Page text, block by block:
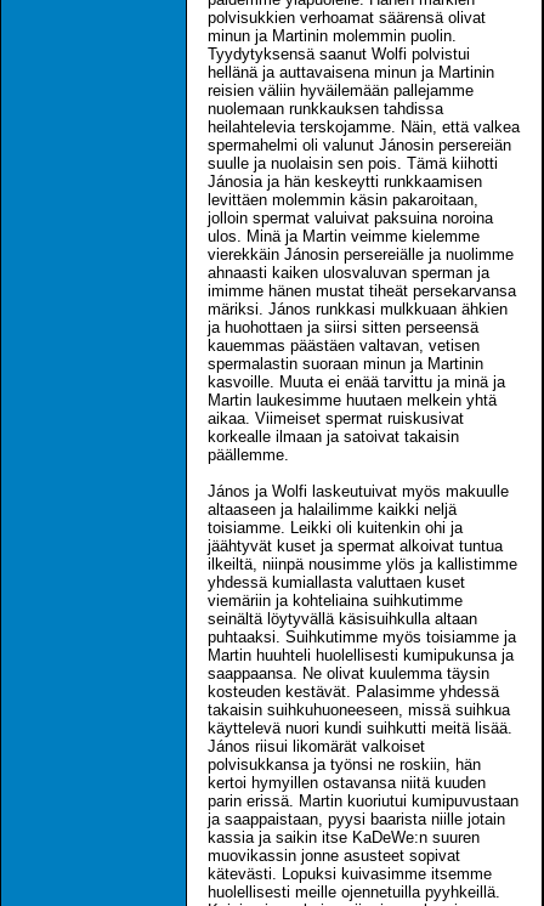
polvisukkien verhoamat säärensä olivat
minun ja Martinin molemmin puolin.
Tyydytyksensä saanut Wolfi polvistui
hellänä ja auttavaisena minun ja Martinin
reisien väliin hyväilemään pallejamme
nuolemaan runkkauksen tahdissa
heilahtelevia terskojamme. Näin, että valkea
spermahelmi oli valunut Jánosin persereiän
suulle ja nuolaisin sen pois. Tämä kiihotti
Jánosia ja hän keskeytti runkkaamisen
levittäen molemmin käsin pakaroitaan,
jolloin spermat valuivat paksuina noroina
ulos. Minä ja Martin veimme kielemme
vierekkäin Jánosin persereiälle ja nuolimme
ahnaasti kaiken ulosvaluvan sperman ja
imimme hänen mustat tiheät persekarvansa
märiksi. János runkkasi mulkkuaan ähkien
ja huohottaen ja siirsi sitten perseensä
kauemmas päästäen valtavan, vetisen
spermalastin suoraan minun ja Martinin
kasvoille. Muuta ei enää tarvittu ja minä ja
Martin laukesimme huutaen melkein yhtä
aikaa. Viimeiset spermat ruiskusivat
korkealle ilmaan ja satoivat takaisin
päällemme.
János ja Wolfi laskeutuivat myös makuulle
altaaseen ja halailimme kaikki neljä
toisiamme. Leikki oli kuitenkin ohi ja
jäähtyvät kuset ja spermat alkoivat tuntua
ilkeiltä, niinpä nousimme ylös ja kallistimme
yhdessä kumiallasta valuttaen kuset
viemäriin ja kohteliaina suihkutimme
seinältä löytyvällä käsisuihkulla altaan
puhtaaksi. Suihkutimme myös toisiamme ja
Martin huuhteli huolellisesti kumipukunsa ja
saappaansa. Ne olivat kuulemma täysin
kosteuden kestävät. Palasimme yhdessä
takaisin suihkuhuoneeseen, missä suihkua
käyttelevä nuori kundi suihkutti meitä lisää.
János riisui likomärät valkoiset
polvisukkansa ja työnsi ne roskiin, hän
kertoi hymyillen ostavansa niitä kuuden
parin erissä. Martin kuoriutui kumipuvustaan
ja saappaistaan, pyysi baarista niille jotain
kassia ja saikin itse KaDeWe:n suuren
muovikassin jonne asusteet sopivat
kätevästi. Lopuksi kuivasimme itsemme
huolellisesti meille ojennetuilla pyyhkeillä.